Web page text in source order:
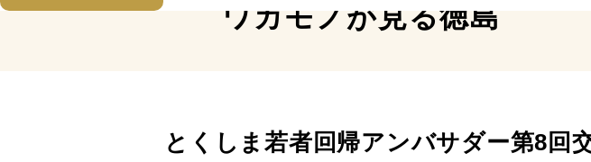
ワカモノが見る徳島
とくしま若者回帰アンバサダー第8回